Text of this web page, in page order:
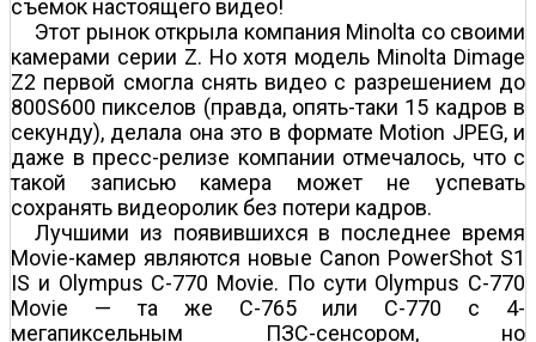
съемок настоящего видео!
Этот рынок открыла компания Minolta со своими
камерами серии Z. Но хотя модель Minolta Dimage
Z2 первой смогла снять видео с разрешением до
800Ѕ600 пикселов (правда, опять-таки 15 кадров в
секунду), делала она это в формате Motion JPEG, и
даже в пресс-релизе компании отмечалось, что с
такой записью камера может не успевать
сохранять видеоролик без потери кадров.
Лучшими из появившихся в последнее время
Movie-камер являются новые Canon PowerShot S1
IS и Olympus C-770 Movie. По сути Olympus C-770
Movie — та же C-765 или C-770 с 4-
мегапиксельным ПЗС-сенсором, но